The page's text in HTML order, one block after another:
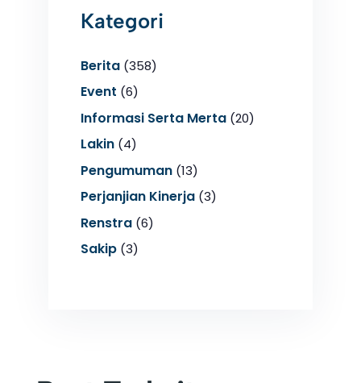
Kategori
Berita(358)
Event (6)
Informasi Serta Merta(20)
Lakin(4)
Pengumuman(13)
Perjanjian Kinerja(3)
Renstra(6)
Sakip(3)